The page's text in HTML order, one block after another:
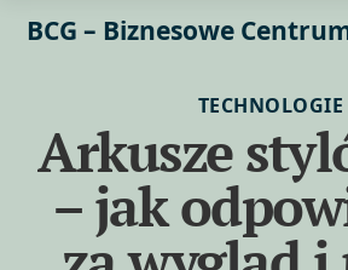
BCG – Biznesowe
TECHNOLOGIE
Arkusze
– jak